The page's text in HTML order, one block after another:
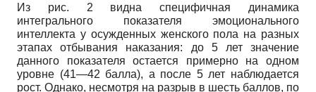
Из рис. 2 видна специфичная динамика
интегрального показателя эмоционального
интеллекта у осужденных женского пола на разных
этапах отбывания наказания: до 5 лет значение
данного показателя остается примерно на одном
уровне (41—42 балла), а после 5 лет наблюдается
рост. Однако, несмотря на разрыв в шесть баллов, по